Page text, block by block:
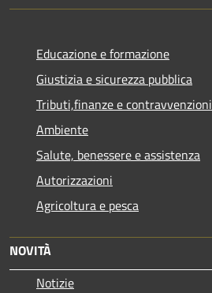
Educazione e formazione
Giustizia e sicurezza pubblica
Tributi,finanze e contravvenzioni
Ambiente
Salute, benessere e assistenza
Autorizzazioni
Agricoltura e pesca
NOVITÀ
Notizie